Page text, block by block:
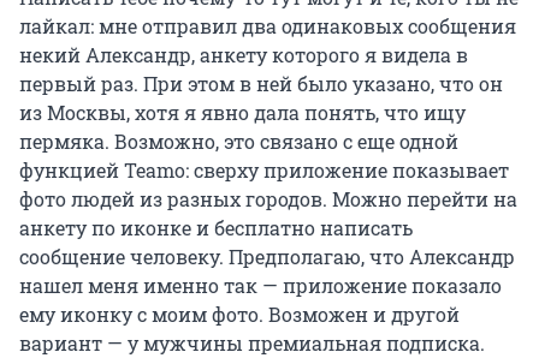
лайкал: мне отправил два одинаковых сообщения
некий Александр, анкету которого я видела в
первый раз. При этом в ней было указано, что он
из Москвы, хотя я явно дала понять, что ищу
пермяка. Возможно, это связано с еще одной
функцией Teamo: сверху приложение показывает
фото людей из разных городов. Можно перейти на
анкету по иконке и бесплатно написать
сообщение человеку. Предполагаю, что Александр
нашел меня именно так — приложение показало
ему иконку с моим фото. Возможен и другой
вариант — у мужчины премиальная подписка.